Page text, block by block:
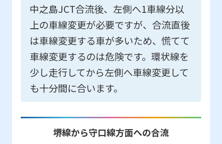
中之島JCT合流後、左側へ1車線分以
上の車線変更が必要ですが、合流直後
は車線変更する車が多いため、慌てて
車線変更するのは危険です。環状線を
少し走行してから左側へ車線変更して
も十分間に合います。
堺線から守口線方面への合流